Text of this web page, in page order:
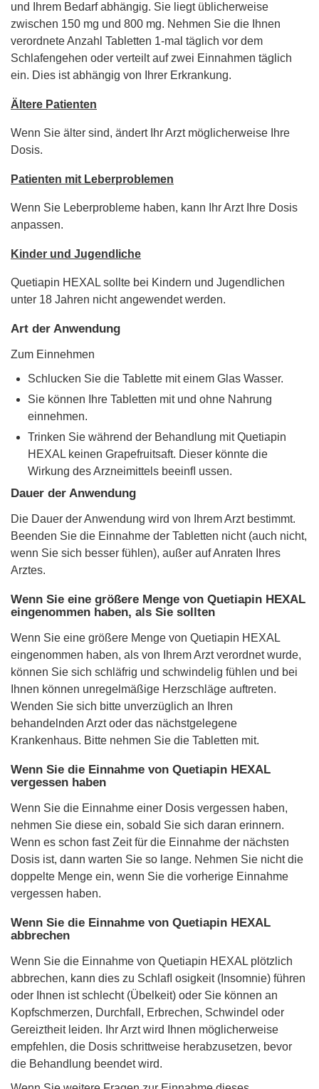
und Ihrem Bedarf abhängig. Sie liegt üblicherweise
zwischen 150 mg und 800 mg. Nehmen Sie die Ihnen
verordnete Anzahl Tabletten 1-mal täglich vor dem
Schlafengehen oder verteilt auf zwei Einnahmen täglich
ein. Dies ist abhängig von Ihrer Erkrankung.
Ältere Patienten
Wenn Sie älter sind, ändert Ihr Arzt möglicherweise Ihre
Dosis.
Patienten mit Leberproblemen
Wenn Sie Leberprobleme haben, kann Ihr Arzt Ihre Dosis
anpassen.
Kinder und Jugendliche
Quetiapin HEXAL sollte bei Kindern und Jugendlichen
unter 18 Jahren nicht angewendet werden.
Art der Anwendung
Zum Einnehmen
Schlucken Sie die Tablette mit einem Glas Wasser.
Sie können Ihre Tabletten mit und ohne Nahrung
einnehmen.
Trinken Sie während der Behandlung mit Quetiapin
HEXAL keinen Grapefruitsaft. Dieser könnte die
Wirkung des Arzneimittels beeinﬂ ussen.
Dauer der Anwendung
Die Dauer der Anwendung wird von Ihrem Arzt bestimmt.
Beenden Sie die Einnahme der Tabletten nicht (auch nicht,
wenn Sie sich besser fühlen), außer auf Anraten Ihres
Arztes.
Wenn Sie eine größere Menge von Quetiapin HEXAL
eingenommen haben, als Sie sollten
Wenn Sie eine größere Menge von Quetiapin HEXAL
eingenommen haben, als von Ihrem Arzt verordnet wurde,
können Sie sich schläfrig und schwindelig fühlen und bei
Ihnen können unregelmäßige Herzschläge auftreten.
Wenden Sie sich bitte unverzüglich an Ihren
behandelnden Arzt oder das nächstgelegene
Krankenhaus. Bitte nehmen Sie die Tabletten mit.
Wenn Sie die Einnahme von Quetiapin HEXAL
vergessen haben
Wenn Sie die Einnahme einer Dosis vergessen haben,
nehmen Sie diese ein, sobald Sie sich daran erinnern.
Wenn es schon fast Zeit für die Einnahme der nächsten
Dosis ist, dann warten Sie so lange. Nehmen Sie nicht die
doppelte Menge ein, wenn Sie die vorherige Einnahme
vergessen haben.
Wenn Sie die Einnahme von Quetiapin HEXAL
abbrechen
Wenn Sie die Einnahme von Quetiapin HEXAL plötzlich
abbrechen, kann dies zu Schlaﬂ osigkeit (Insomnie) führen
oder Ihnen ist schlecht (Übelkeit) oder Sie können an
Kopfschmerzen, Durchfall, Erbrechen, Schwindel oder
Gereiztheit leiden. Ihr Arzt wird Ihnen möglicherweise
empfehlen, die Dosis schrittweise herabzusetzen, bevor
die Behandlung beendet wird.